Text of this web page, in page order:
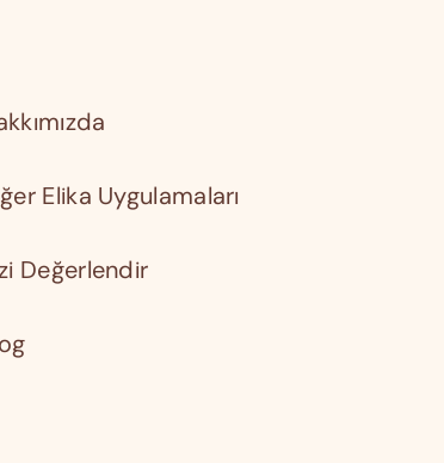
Elika Uygulamaları
Değerlendir